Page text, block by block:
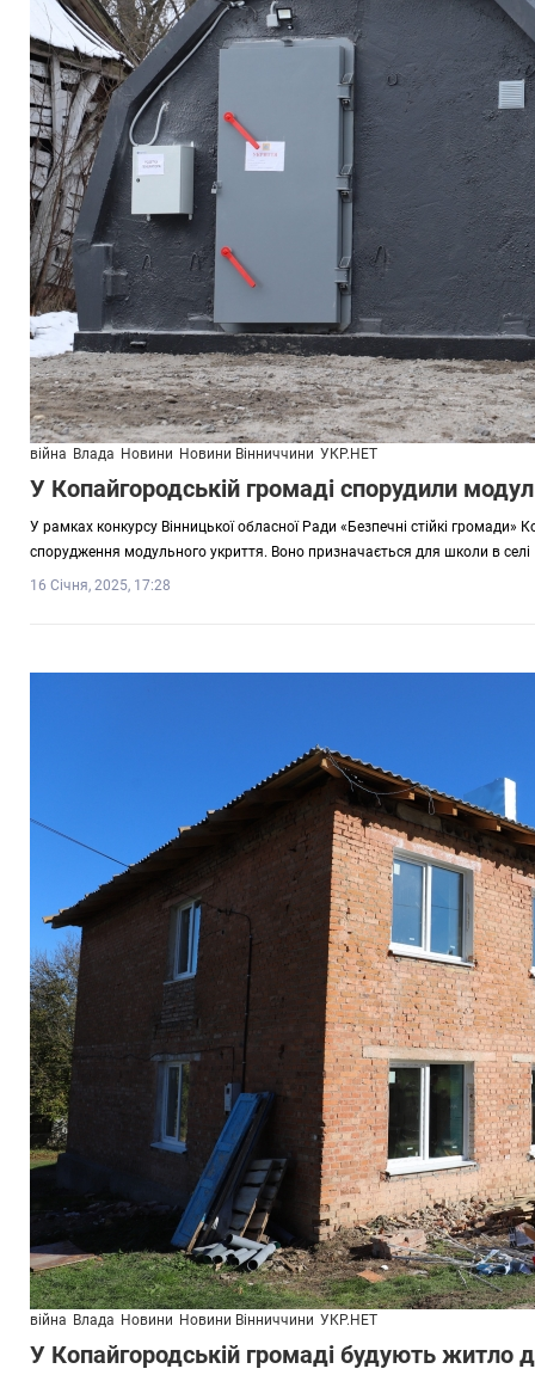
війна Влада Новини Новини Вінниччини УКР.НЕТ
У Копайгородській громаді спорудили
У рамках конкурсу Вінницької обласної Ради «Безпечні стійкі
спорудження модульного укриття. Воно призначається для школи в селі
16 Січня, 2025, 17:28
війна Влада Новини Новини Вінниччини УКР.НЕТ
У Копайгородській громаді будують житло